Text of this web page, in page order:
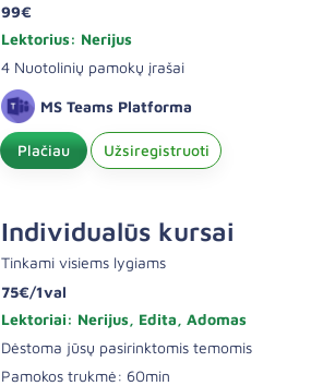
99€
Lektorius: Nerijus
4 Nuotolinių pamokų įrašai
MS Teams Platforma
Plačiau Užsiregistruoti
Individualūs kursai
Tinkami visiems lygiams
75€/1val
Lektoriai: Nerijus, Edita, Adomas
Dėstoma jūsų pasirinktomis temomis
Pamokos trukmė: 60min